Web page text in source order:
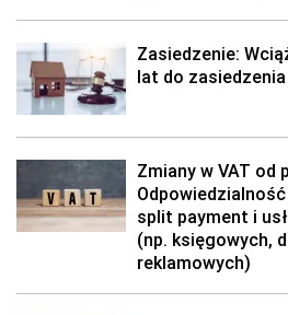
Zasiedzenie:
lat do
Zmiany w VAT od
split payment i
(np. księgowych,
reklamowych)